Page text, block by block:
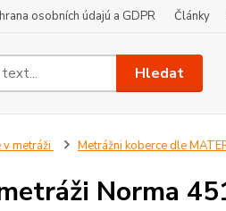
osobních údajú a GDPR Články
Hledat
metráži Metrážni koberce dle
Norma